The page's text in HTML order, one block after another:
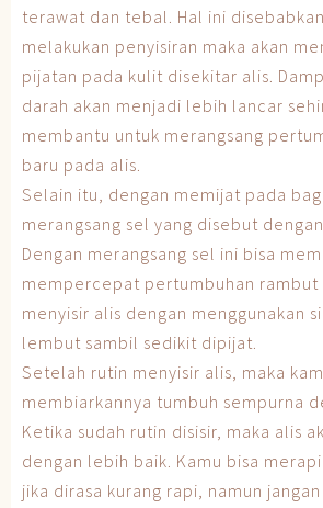
terawat dan tebal. Hal ini
melakukan penyisiran maka akan
pijatan pada kulit disekitar alis.
darah akan menjadi lebih lancar
membantu untuk merangsang
baru pada alis.
Selain itu, dengan memijat pada
merangsang sel yang disebut
Dengan merangsang sel ini bisa
mempercepat pertumbuhan rambut
menyisir alis dengan menggunakan
lembut sambil sedikit dipijat.
Setelah rutin menyisir alis, maka
membiarkannya tumbuh sempurna
Ketika sudah rutin disisir, maka alis
dengan lebih baik. Kamu bisa
jika dirasa kurang rapi, namun